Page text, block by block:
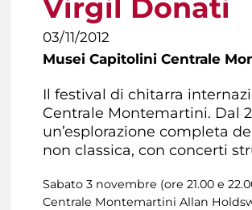
Virgil Donati
03/11/2012
Musei Capitolini Centrale
Il festival di chitarra
Centrale Montemartini. Dal
un’esplorazione completa
non classica, con concerti
Sabato 3 novembre (ore 21.00 e
Centrale Montemartini Allan